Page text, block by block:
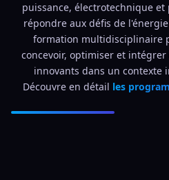
puissance, électrotechnique
répondre aux défis de
formation multidisciplinaire
concevoir, optimiser et
innovants dans un contexte
Découvre en détail les